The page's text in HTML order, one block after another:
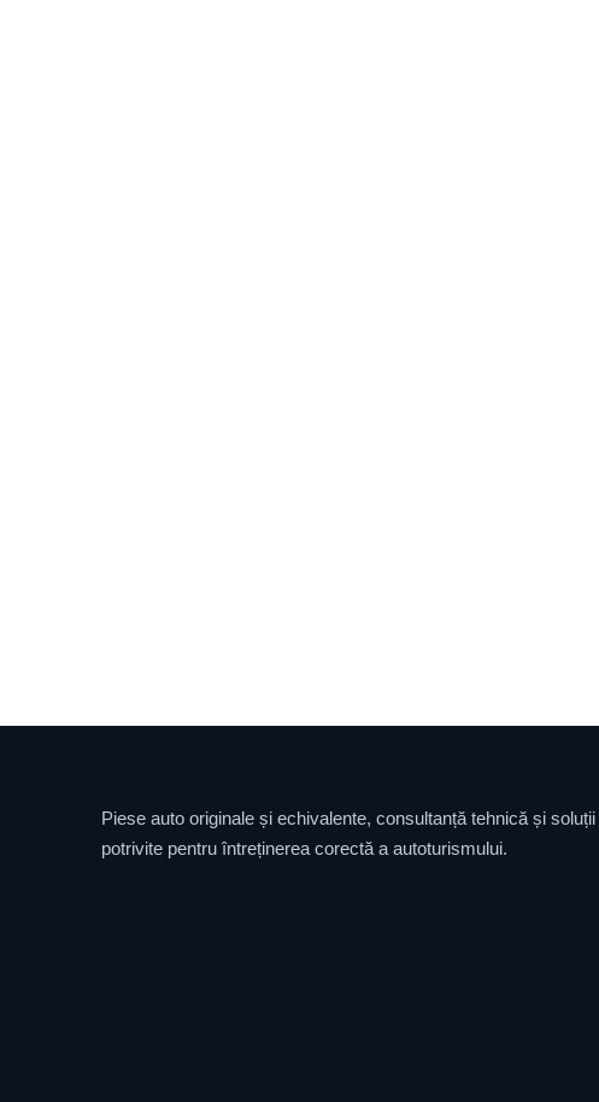
Piese auto originale și echivalente, consultanță tehnică și soluții
potrivite pentru întreținerea corectă a autoturismului.